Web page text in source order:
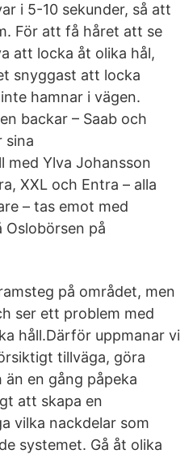
i 5-10 sekunder, så att
För att få håret att se
att locka åt olika hål,
snyggast att locka
hamnar i vägen.
backar – Saab och
sina
med Ylva Johansson
XXL och Entra – alla
– tas emot med
Oslobörsen på
på området, men
ser ett problem med
håll.Därför uppmanar vi
tillväga, göra
en gång påpeka
att skapa en
vilka nackdelar som
systemet. Gå åt olika